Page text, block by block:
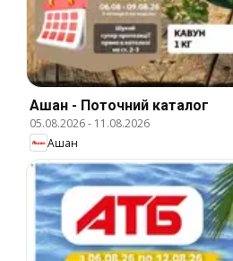
Ашан - Поточний каталог
05.08.2026- 11.08.2026
Ашан